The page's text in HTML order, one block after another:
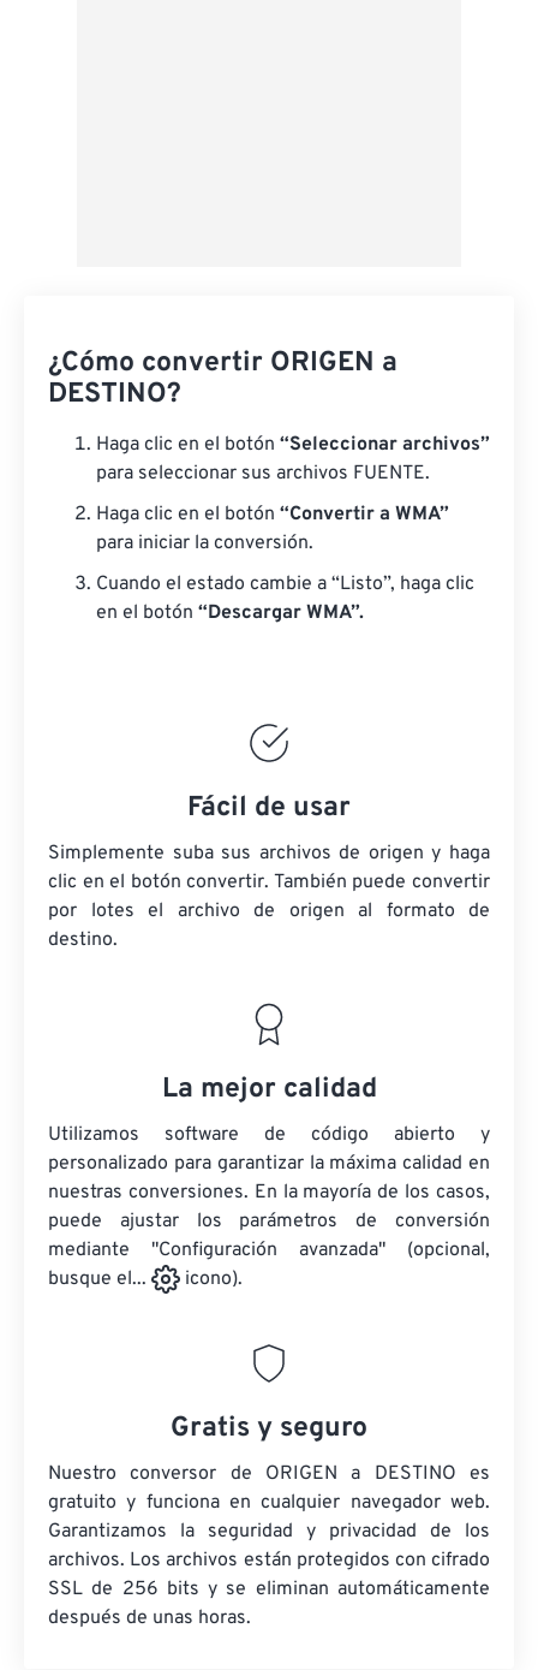
¿Cómo convertir ORIGEN a
DESTINO?
Haga clic en el botón “Seleccionar archivos”
para seleccionar sus archivos FUENTE.
Haga clic en el botón “Convertir a WMA”
para iniciar la conversión.
Cuando el estado cambie a “Listo”, haga clic
en el botón “Descargar WMA”.
Fácil de usar
Simplemente suba sus archivos de origen y haga
clic en el botón convertir. También puede convertir
por lotes el archivo de origen al formato de
destino.
La mejor calidad
Utilizamos software de código abierto y
personalizado para garantizar la máxima calidad en
nuestras conversiones. En la mayoría de los casos,
puede ajustar los parámetros de conversión
mediante "Configuración avanzada" (opcional,
busque el...
icono).
Gratis y seguro
Nuestro conversor de ORIGEN a DESTINO es
gratuito y funciona en cualquier navegador web.
Garantizamos la seguridad y privacidad de los
archivos. Los archivos están protegidos con cifrado
SSL de 256 bits y se eliminan automáticamente
después de unas horas.